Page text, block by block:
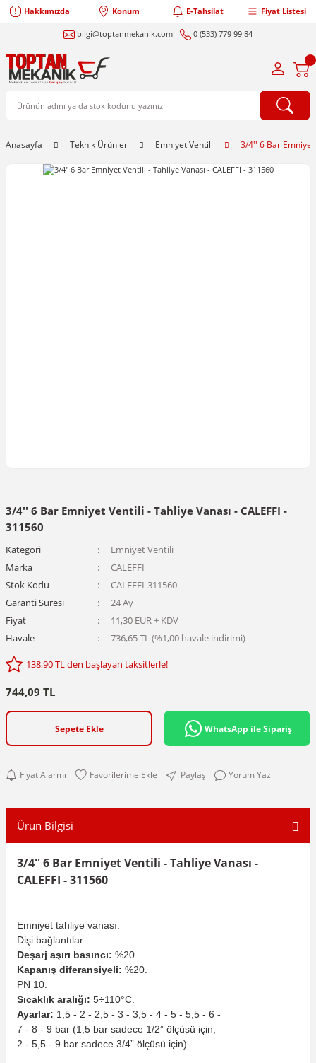
Hakkımızda Konum E-Tahsilat Fiyat Listesi
bilgi@toptanmekanik.com 0 (533) 779 99 84
Anasayfa Teknik Ürünler Emniyet Ventili 3/4'' 6 Bar Emniyet
3/4'' 6 Bar Emniyet Ventili - Tahliye Vanası - CALEFFI -
311560
Kategori
Emniyet Ventili
Marka
CALEFFI
Stok Kodu
CALEFFI-311560
Garanti Süresi
24 Ay
Fiyat
11,30 EUR + KDV
Havale
736,65 TL (%1,00 havale indirimi)
138,90 TL den başlayan taksitlerle!
744,09 TL
Sepete Ekle WhatsApp ile Sipariş
Fiyat Alarmı Paylaş Yorum Yaz
Ürün Bilgisi
3/4'' 6 Bar Emniyet Ventili - Tahliye Vanası -
CALEFFI - 311560
Emniyet tahliye vanası.
Dişi bağlantılar.
Deşarj aşırı basıncı: %20.
Kapanış diferansiyeli: %20.
PN 10.
Sıcaklık aralığı: 5÷110°C.
Ayarlar: 1,5 - 2 - 2,5 - 3 - 3,5 - 4 - 5 - 5,5 - 6 -
7 - 8 - 9 bar (1,5 bar sadece 1/2” ölçüsü için,
2 - 5,5 - 9 bar sadece 3/4” ölçüsü için).